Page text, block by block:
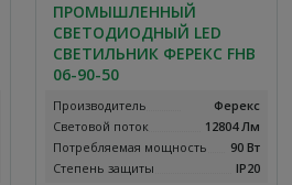
ПРОМЫШЛЕННЫЙ
СВЕТОДИОДНЫЙ LED
СВЕТИЛЬНИК ФЕРЕКС FHB
06-90-50
Производитель
Ферекс
Световой поток
12804 Лм
Потребляемая мощность
90 Вт
Степень защиты
IP20